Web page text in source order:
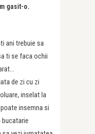
gasit-o.
ani trebuie sa
ti se faca ochii
de zi cu zi
inselat la
insemna si